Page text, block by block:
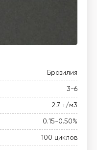
Бразилия
3-6
2.7 т/м3
0.15-0.50%
100 циклов